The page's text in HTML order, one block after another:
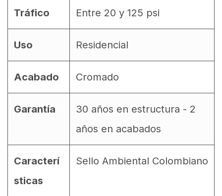
Tráfico Entre 20 y 125 psi
Uso Residencial
Acabado Cromado
Garantía
30 años en estructura - 2
años en acabados
Caracterí
sticas
Sello Ambiental Colombiano